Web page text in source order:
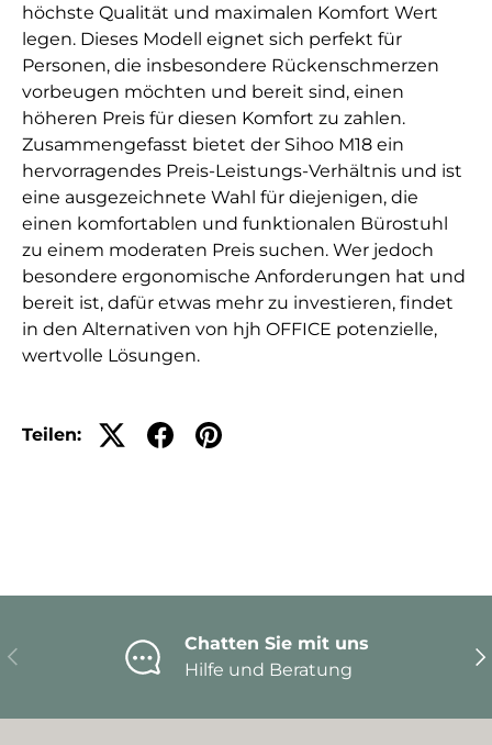
höchste Qualität und maximalen Komfort Wert
legen. Dieses Modell eignet sich perfekt für
Personen, die insbesondere Rückenschmerzen
vorbeugen möchten und bereit sind, einen
höheren Preis für diesen Komfort zu zahlen.
Zusammengefasst bietet der Sihoo M18 ein
hervorragendes Preis-Leistungs-Verhältnis und ist
eine ausgezeichnete Wahl für diejenigen, die
einen komfortablen und funktionalen Bürostuhl
zu einem moderaten Preis suchen. Wer jedoch
besondere ergonomische Anforderungen hat und
bereit ist, dafür etwas mehr zu investieren, findet
in den Alternativen von hjh OFFICE potenzielle,
wertvolle Lösungen.
Teilen:
Vorherige
Chatten Sie mit uns
Hilfe und Beratung